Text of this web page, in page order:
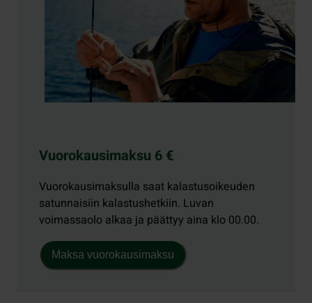
Vuorokausimaksu 6 €
Vuorokausimaksulla saat kalastusoikeuden
satunnaisiin kalastushetkiin. Luvan
voimassaolo alkaa ja päättyy aina klo 00.00.
Maksa vuorokausimaksu